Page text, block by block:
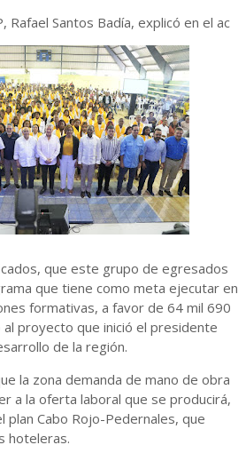
Rafael Santos Badía, explicó en el ac
que este grupo de egresados
que tiene como meta ejecutar en
formativas, a favor de 64 mil 690
proyecto que inició el presidente
de la región.
la zona demanda de mano de obra
a la oferta laboral que se producirá,
plan Cabo Rojo-Pedernales, que
hoteleras.